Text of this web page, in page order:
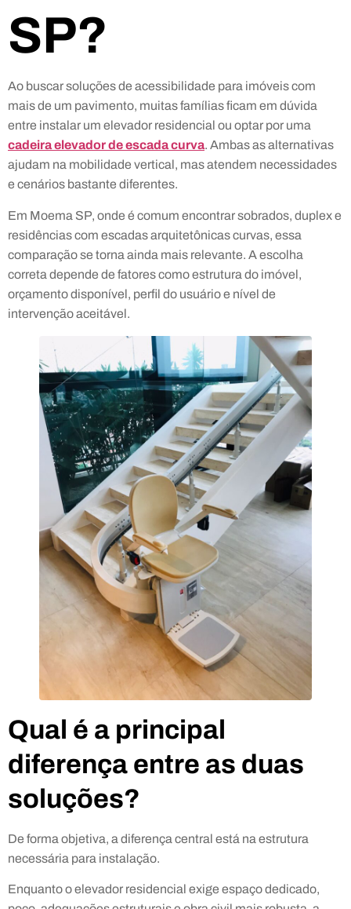
SP?
Ao buscar soluções de acessibilidade para imóveis com
mais de um pavimento, muitas famílias ficam em dúvida
entre instalar um elevador residencial ou optar por uma
cadeira elevador de escada curva. Ambas as alternativas
ajudam na mobilidade vertical, mas atendem necessidades
e cenários bastante diferentes.
Em Moema SP, onde é comum encontrar sobrados, duplex e
residências com escadas arquitetônicas curvas, essa
comparação se torna ainda mais relevante. A escolha
correta depende de fatores como estrutura do imóvel,
orçamento disponível, perfil do usuário e nível de
intervenção aceitável.
Qual é a principal
diferença entre as duas
soluções?
De forma objetiva, a diferença central está na estrutura
necessária para instalação.
Enquanto o elevador residencial exige espaço dedicado,